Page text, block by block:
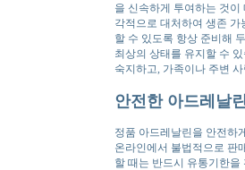
을 신속하게 투여하는 것
각적으로 대처하여 생존
할 수 있도록 항상 준비해
최상의 상태를 유지할 수
숙지하고, 가족이나 주변
안전한 아드레날
정품 아드레날린을 안전하
온라인에서 불법적으로 판
할 때는 반드시 유통기한